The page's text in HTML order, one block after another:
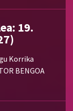
19.
Korrika
BENGOA